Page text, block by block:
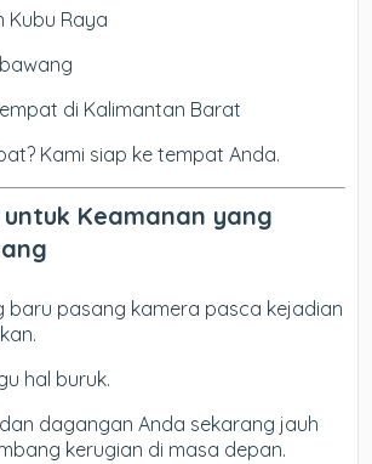
Kubu Raya
di Kalimantan Barat
Kami siap ke tempat Anda.
Keamanan yang
baru pasang kamera pasca kejadian
hal buruk.
dagangan Anda sekarang jauh
kerugian di masa depan.